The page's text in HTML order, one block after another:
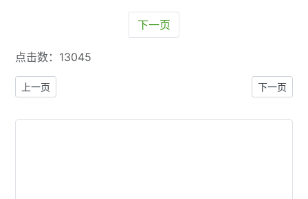
下一页
点击数：13045
上一篇文章: 手持加拿大护照游世界之日本东京自由行（八）——日
上一页 下一篇文
下一页